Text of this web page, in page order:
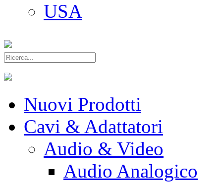
USA
Nuovi Prodotti
Cavi & Adattatori
Audio & Video
Audio Analogico